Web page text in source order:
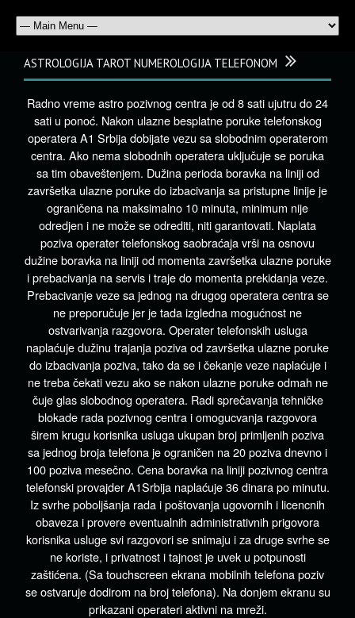
ASTROLOGIJA TAROT NUMEROLOGIJA TELEFONOM
Radno vreme astro pozivnog centra je od 8 sati ujutru do 24
sati u ponoć. Nakon ulazne besplatne poruke telefonskog
operatera A1 Srbija dobijate vezu sa slobodnim operaterom
centra. Ako nema slobodnih operatera uključuje se poruka
sa tim obaveštenjem. Dužina perioda boravka na liniji od
završetka ulazne poruke do izbacivanja sa pristupne linije je
ograničena na maksimalno 10 minuta, minimum nije
odredjen i ne može se odrediti, niti garantovati. Naplata
poziva operater telefonskog saobraćaja vrši na osnovu
dužine boravka na liniji od momenta završetka ulazne poruke
i prebacivanja na servis i traje do momenta prekidanja veze.
Prebacivanje veze sa jednog na drugog operatera centra se
ne preporučuje jer je tada izgledna mogućnost ne
ostvarivanja razgovora. Operater telefonskih usluga
naplaćuje dužinu trajanja poziva od završetka ulazne poruke
do izbacivanja poziva, tako da se i čekanje veze naplaćuje i
ne treba čekati vezu ako se nakon ulazne poruke odmah ne
čuje glas slobodnog operatera. Radi sprečavanja tehničke
blokade rada pozivnog centra i omogucvanja razgovora
širem krugu korisnika usluga ukupan broj primljenih poziva
sa jednog broja telefona je ograničen na 20 poziva dnevno i
100 poziva mesečno. Cena boravka na liniji pozivnog centra
telefonski provajder A1Srbija naplaćuje 36 dinara po minutu.
Iz svrhe poboljšanja rada i poštovanja ugovornih i licencnih
obaveza i provere eventualnih administrativnih prigovora
korisnika usluge svi razgovori se snimaju i za druge svrhe se
ne koriste, i privatnost i tajnost je uvek u potpunosti
zaštićena. (Sa touchscreen ekrana mobilnih telefona poziv
se ostvaruje dodirom na broj telefona). Na donjem ekranu su
prikazani operateri aktivni na mreži.